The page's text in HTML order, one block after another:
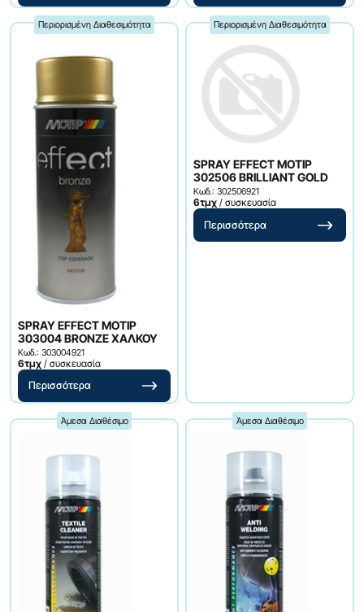
Περιορισμένη Διαθεσιμότητα
SPRAY EFFECT MOTIP
303004 BRONZE ΧΑΛΚΟΥ
Κωδ.: 303004921
6τμχ / συσκευασία
Περισσότερα
Περιορισμένη Διαθεσιμότητα
SPRAY EFFECT MOTIP
302506 BRILLIANT GOLD
Κωδ.: 302506921
6τμχ / συσκευασία
Περισσότερα
Άμεσα Διαθέσιμο Άμεσα Διαθέσιμο